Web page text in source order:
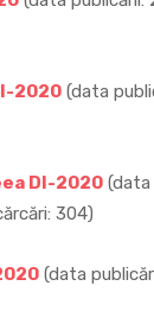
2020 (data
DI-2020 (data
304)
(data